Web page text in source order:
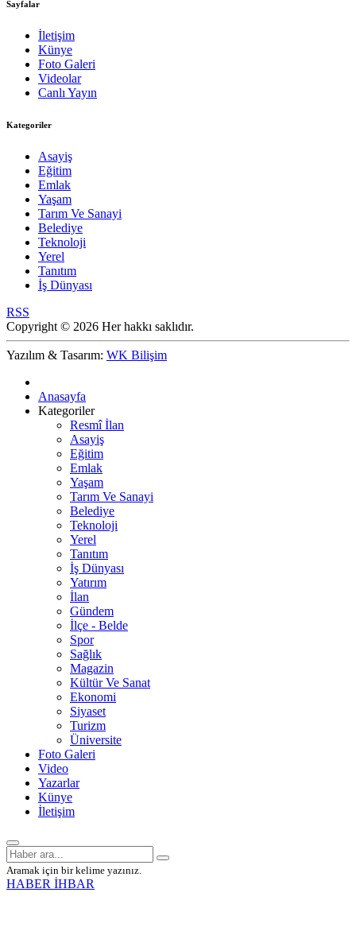
Sayfalar
İletişim
Künye
Foto Galeri
Videolar
Canlı Yayın
Kategoriler
Asayiş
Eğitim
Emlak
Yaşam
Tarım Ve Sanayi
Belediye
Teknoloji
Yerel
Tanıtım
İş Dünyası
RSS
Copyright © 2026 Her hakkı saklıdır.
Yazılım & Tasarım: WK Bilişim
Anasayfa
Kategoriler
Resmî İlan
Asayiş
Eğitim
Emlak
Yaşam
Tarım Ve Sanayi
Belediye
Teknoloji
Yerel
Tanıtım
İş Dünyası
Yatırım
İlan
Gündem
İlçe - Belde
Spor
Sağlık
Magazin
Kültür Ve Sanat
Ekonomi
Siyaset
Turizm
Üniversite
Foto Galeri
Video
Yazarlar
Künye
İletişim
Aramak için bir kelime yazınız.
HABER İHBAR